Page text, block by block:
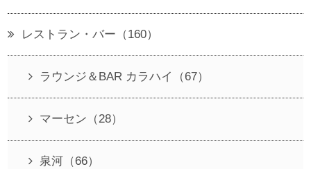
レストラン・バー（160）
ラウンジ＆BAR カラハイ（67）
マーセン（28）
泉河（66）